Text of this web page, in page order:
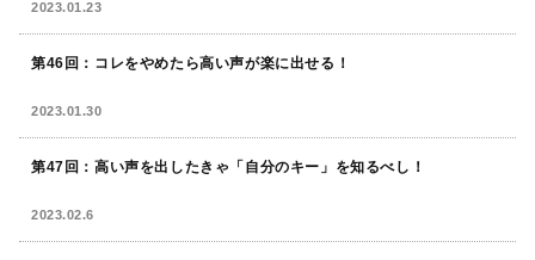
2023.01.23
第46回：コレをやめたら高い声が楽に出せる！
2023.01.30
第47回：高い声を出したきゃ「自分のキー」を知るべし！
2023.02.6